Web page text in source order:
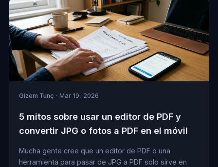
Gizem Tunç · Mar 19, 2026
5 mitos sobre usar un editor de PDF y
convertir JPG o fotos a PDF en el móvil
Mucha gente cree que un editor de PDF o una
herramienta para pasar de JPG a PDF solo sirve en